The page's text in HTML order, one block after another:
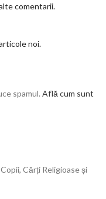
comentarii.
noi.
spamul.Află cum sunt
Cărți Religioase și